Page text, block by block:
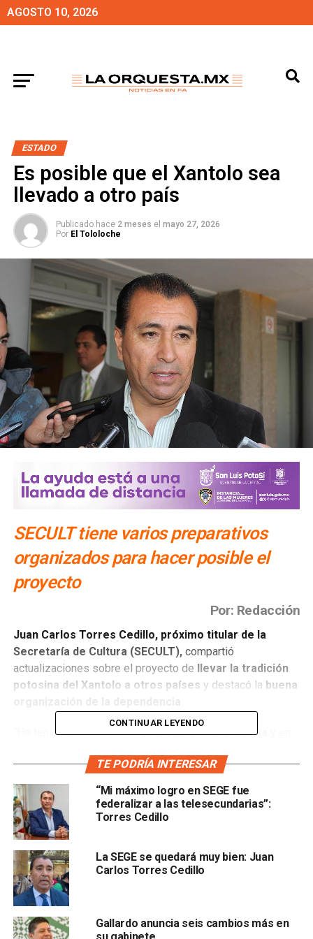
AGOSTO 10, 2026
ESTADO
Es posible que el Xantolo sea
llevado a otro país
Publicado hace 2 meses el mayo 27, 2026
Por El Tololoche
SECULT tiene varios preparativos
organizados para hacer posible el
proyecto
Por: Redacción
Juan Carlos Torres Cedillo, próximo titular de la
Secretaría de Cultura (SECULT),compartió
actualizaciones sobre el proyecto de llevar la tradición
potosina del Xantolo a otros países y destacó la buena
“He tenido pláticas con elsecretario Mario García
cuáles son losprogramas federales, estatales y la
programación que tiene , la verdad es que hoy me hizo
una presentación yestá muy bien organizado
, la verdad, recibiré una secretaría muy ordenada”, afirmó.
Sin embargo,
particularno tiene la oportunidad de entrar en
CONTINUAR LEYENDO
TE PODRÍA INTERESAR
“Mi máximo logro en SEGE fue
federalizar a las telesecundarias”:
Torres Cedillo
La SEGE se quedará muy bien: Juan
Carlos Torres Cedillo
Gallardo anuncia seis cambios más en
su gabinete